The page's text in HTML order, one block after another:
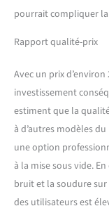
pourrait compliquer
Rapport qualité-prix
Avec un prix
investissement
estiment que la
à d’autres modèles
une option
à la mise sous vide.
bruit et la soudure sur
des utilisateurs est